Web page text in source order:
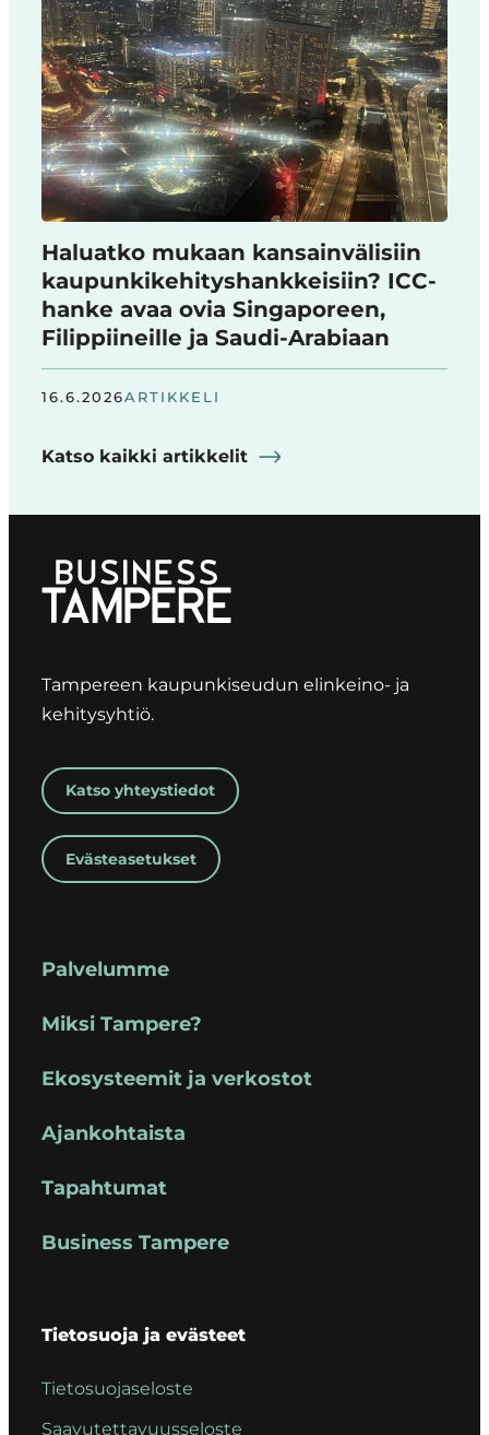
Haluatko mukaan kansainvälisiin
kaupunkikehityshankkeisiin? ICC-
hanke avaa ovia Singaporeen,
Filippiineille ja Saudi-Arabiaan
16.6.2026ARTIKKELI
Katso kaikki artikkelit
Tampereen kaupunkiseudun elinkeino- ja
kehitysyhtiö.
Katso yhteystiedot
Evästeasetukset
Palvelumme
Miksi Tampere?
Ekosysteemit ja verkostot
Ajankohtaista
Tapahtumat
Business Tampere
Tietosuoja ja evästeet
Tietosuojaseloste
Saavutettavuusseloste